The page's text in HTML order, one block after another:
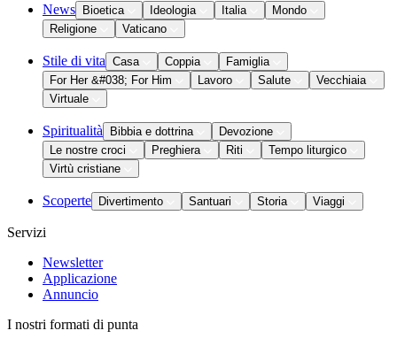
News Bioetica Ideologia Italia
Mondo
Religione
Vaticano
Stile di vita Casa Coppia
Famiglia
For Her &#038; For Him
Lavoro Salute
Vecchiaia
Virtuale
Spiritualità Bibbia e dottrina
Devozione
Le nostre croci
Preghiera Riti
Tempo liturgico
Virtù cristiane
Scoperte Divertimento Santuari Storia Viaggi
Servizi
Newsletter
Applicazione
Annuncio
I nostri formati di punta